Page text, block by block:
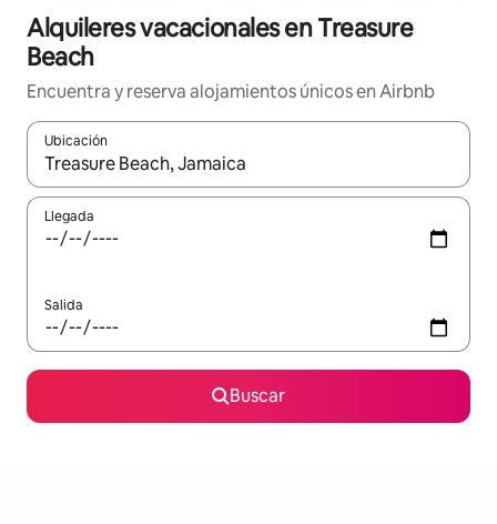
Alquileres vacacionales en Treasure
Beach
Encuentra y reserva alojamientos únicos en Airbnb
Ubicación
Cuando los resultados estén disponibles, navega con las
Llegada
Salida
Buscar